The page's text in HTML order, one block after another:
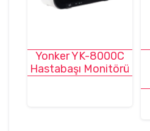
Yonker YK-8000C
Hastabaşı Monitörü